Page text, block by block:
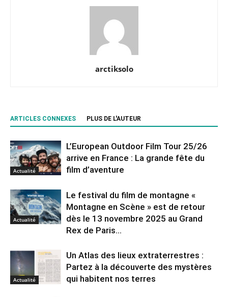
arctiksolo
ARTICLES CONNEXES PLUS DE L'AUTEUR
Actualité
L’European Outdoor Film Tour 25/26
arrive en France : La grande fête du
film d’aventure
Actualité
Le festival du film de montagne «
Montagne en Scène » est de retour
dès le 13 novembre 2025 au Grand
Rex de Paris...
Actualité
Un Atlas des lieux extraterrestres :
Partez à la découverte des mystères
qui habitent nos terres